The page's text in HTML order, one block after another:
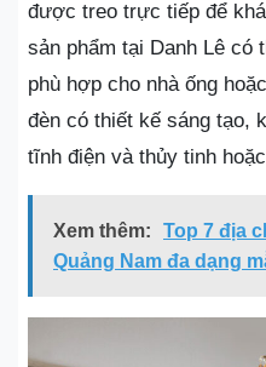
được treo trực tiếp để
sản phẩm tại Danh Lê có
phù hợp cho nhà ống
đèn có thiết kế sáng tạo,
tĩnh điện và thủy tinh
Xem thêm:
Top 7 địa
Quảng Nam đa dạng